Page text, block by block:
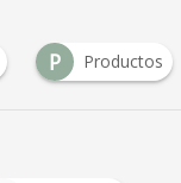
P Productos